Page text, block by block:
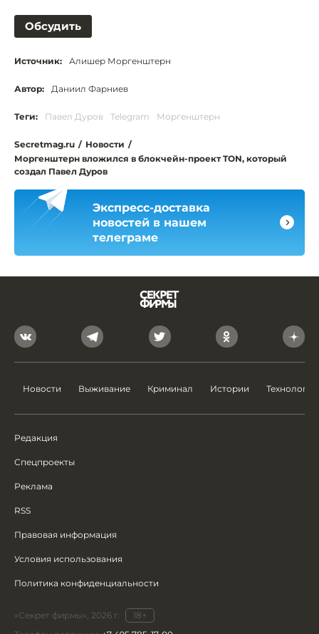
Обсудить
Источник: Алишер Моргенштерн
Автор: Даниил Фарниев
Теги: Павел Дуров Telegram Моргенштерн
Secretmag.ru / Новости /
Моргенштерн вложился в блокчейн-проект TON, который
создал Павел Дуров
Экспресс-доставка
новостей в нашем
телеграме
Новости Выживание Криминал Истории Технологии
Редакция
Спецпроекты
Реклама
RSS
Правовая информация
Условия использования
Политика конфиденциальности
«Секрет фирмы», 2026 г.
18+